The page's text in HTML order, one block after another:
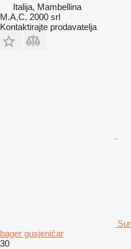
Italija, Mambellina
M.A.C. 2000 srl
Kontaktirajte prodavatelja
bager gusjeničar
30